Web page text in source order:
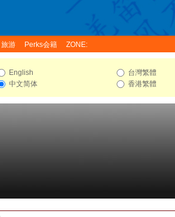
旅游 Perks会籍 ZONE:
English
中文简体
台灣繁體
香港繁體